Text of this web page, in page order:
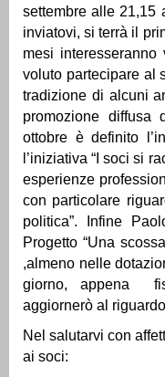
settembre alle 21,15
inviatovi, si terrà il
mesi
voluto partecipare al
tradizione di alcuni
promozione diffusa
ottobre è definito
l’iniziativa “I soci si
esperienze
con particolare
politica”. Infine
Progetto “Una
,almeno nelle
giorno, appena
aggiornerò al
Nel salutarvi con
ai soci: